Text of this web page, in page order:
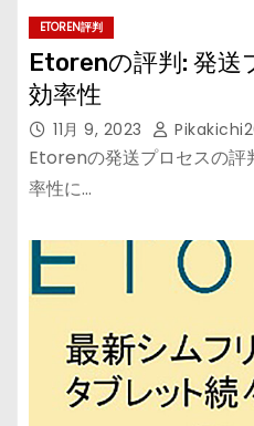
ETOREN評判
Etorenの評判: 発送
効率性
11月 9, 2023
Etorenの発送プロセスの評
率性に…